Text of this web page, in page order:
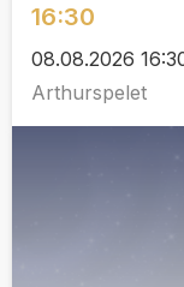
16:30
08.08.2026
Arthurspelet